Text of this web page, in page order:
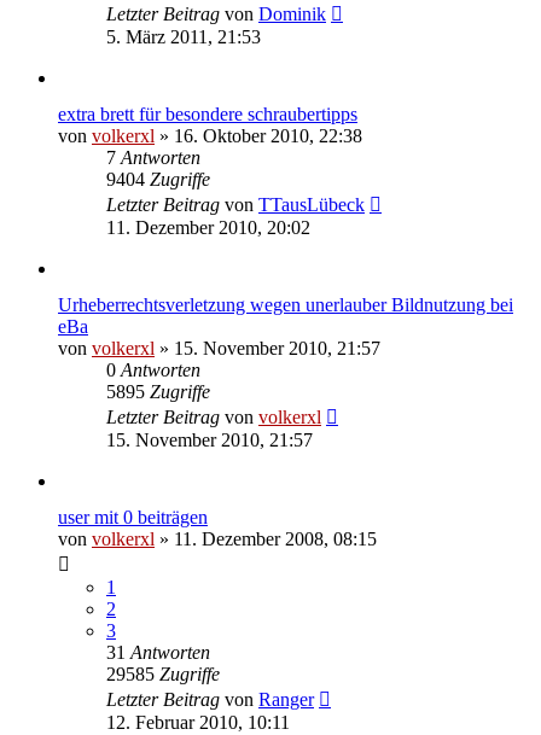
Letzter Beitrag von Dominik
5. März 2011, 21:53
extra brett für besondere schraubertipps
von volkerxl » 16. Oktober 2010, 22:38
7 Antworten
9404 Zugriffe
Letzter Beitrag von TTausLübeck
11. Dezember 2010, 20:02
Urheberrechtsverletzung wegen unerlauber Bildnutzung bei
eBa
von volkerxl » 15. November 2010, 21:57
0 Antworten
5895 Zugriffe
Letzter Beitrag von volkerxl
15. November 2010, 21:57
user mit 0 beiträgen
von volkerxl » 11. Dezember 2008, 08:15
1
2
3
31 Antworten
29585 Zugriffe
Letzter Beitrag von Ranger
12. Februar 2010, 10:11